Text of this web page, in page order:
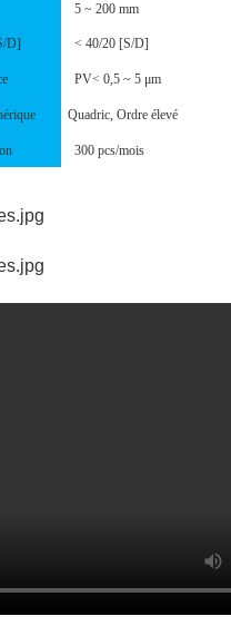
5 ~ 200 mm
D] < 40/20 [S/D]
PV< 0,5 ~ 5 μm
Quadric, Ordre élevé
300 pcs/mois